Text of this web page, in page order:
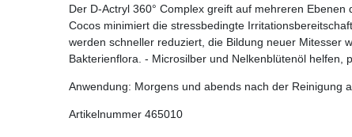
Der D-Actryl 360° Complex greift auf mehreren
Cocos minimiert die stressbedingte
werden schneller reduziert, die Bildung neuer Mitesser
Bakterienflora. - Microsilber und Nelkenblütenöl helfen,
Anwendung: Morgens und abends nach der Reinigung
Artikelnummer 465010